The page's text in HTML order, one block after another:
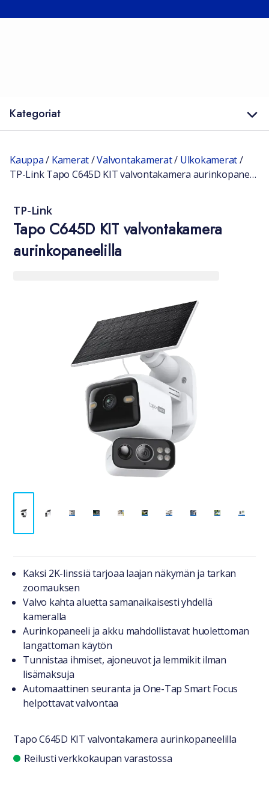
Kategoriat
Kauppa/ Kamerat/Valvontakamerat/ Ulkokamerat/
TP-Link Tapo C645D KIT valvontakamera aurinkopaneelilla
Tapo C645D KIT valvontakamera
aurinkopaneelilla
TP-Link
Tuotteesta lyhyesti
Kaksi 2K-linssiä tarjoaa laajan näkymän ja tarkan
zoomauksen
Valvo kahta aluetta samanaikaisesti yhdellä
kameralla
Aurinkopaneeli ja akku mahdollistavat huolettoman
langattoman käytön
Tunnistaa ihmiset, ajoneuvot ja lemmikit ilman
lisämaksuja
Automaattinen seuranta ja One-Tap Smart Focus
helpottavat valvontaa
Tapo C645D KIT valvontakamera aurinkopaneelilla
Saatavuustiedot
Reilusti verkkokaupan varastossa